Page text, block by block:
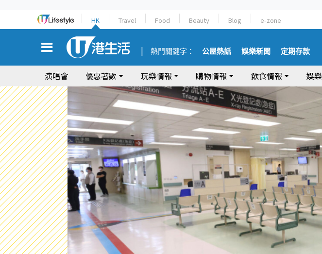
HK Travel Food Beauty Blog e-zone
熱門關鍵字： 公屋熱話 娛樂新聞 定期存款
演唱會 優惠著數 玩樂情報 購物情報 飲食情報 娛樂